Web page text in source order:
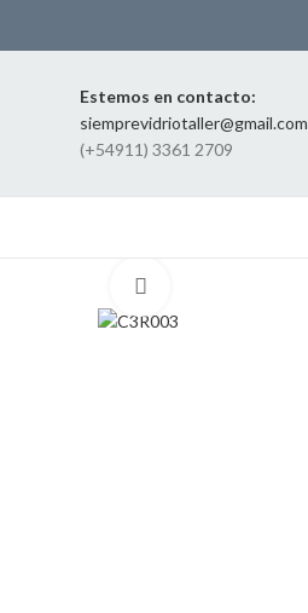
Estemos en contacto:
siemprevidriotaller@gmail.com
(+54911) 3361 2709